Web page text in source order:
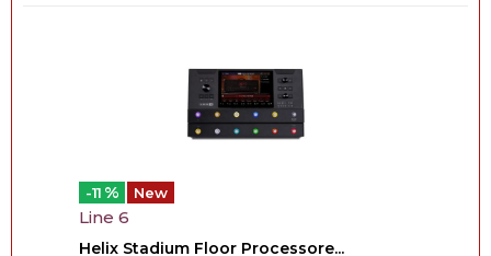
-11 % New
Line 6
Helix Stadium Floor Processore...